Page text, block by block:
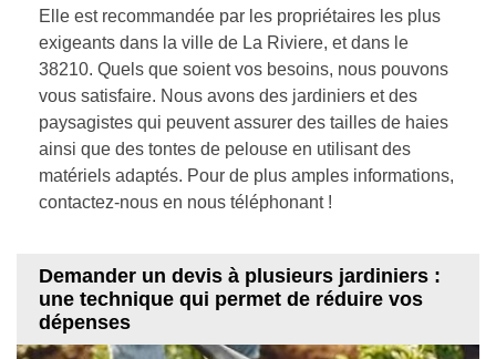
Elle est recommandée par les propriétaires les plus
exigeants dans la ville de La Riviere, et dans le
38210. Quels que soient vos besoins, nous pouvons
vous satisfaire. Nous avons des jardiniers et des
paysagistes qui peuvent assurer des tailles de haies
ainsi que des tontes de pelouse en utilisant des
matériels adaptés. Pour de plus amples informations,
contactez-nous en nous téléphonant !
Demander un devis à plusieurs jardiniers :
une technique qui permet de réduire vos
dépenses